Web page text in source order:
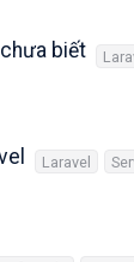
biết
Laravel